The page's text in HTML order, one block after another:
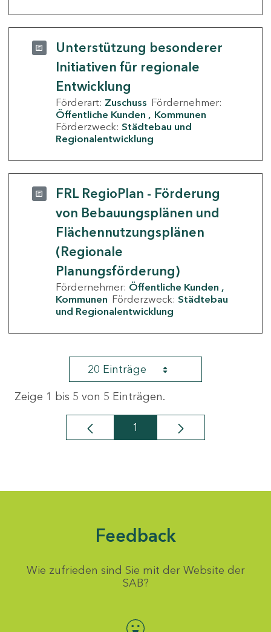
Unterstützung besonderer
Initiativen für regionale
Entwicklung
Förderart: Zuschuss Fördernehmer:
Öffentliche Kunden
Kommunen
Förderzweck: Städtebau und
Regionalentwicklung
FRL RegioPlan - Förderung
von Bebauungsplänen und
Flächennutzungsplänen
(Regionale
Planungsförderung)
Fördernehmer: Öffentliche Kunden
Kommunen Förderzweck: Städtebau
und Regionalentwicklung
20 Einträge
Zeige 1 bis 5 von 5 Einträgen.
Seite
1
Feedback
Wie zufrieden sind Sie mit der Website der
SAB?
Bewertung auswählen